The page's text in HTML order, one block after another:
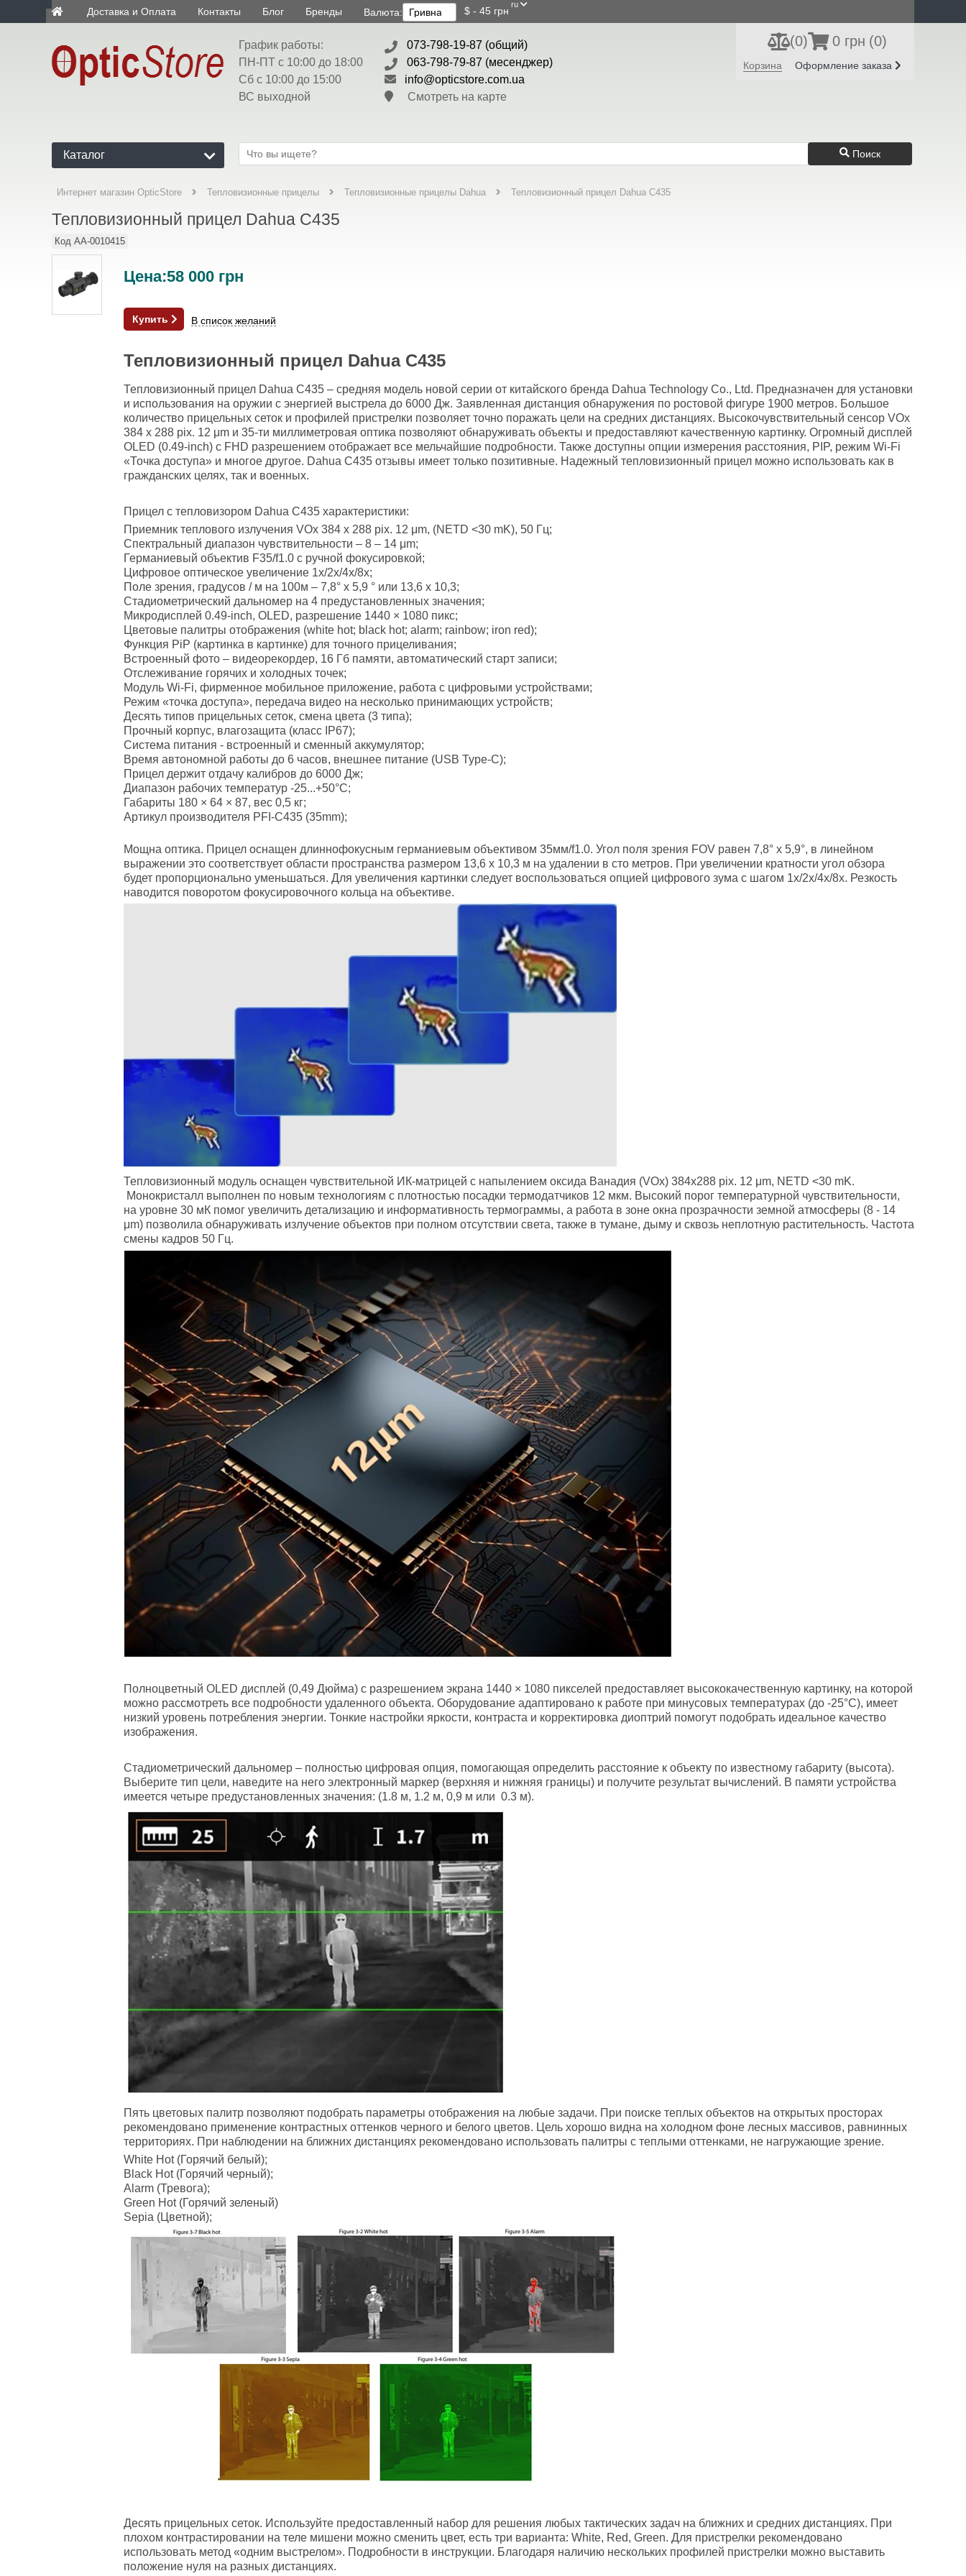
Доставка и Оплата Контакты Блог Бренды Валюта: $ - 45 грн
ru
Вход
Регистрация
График работы:
ПН-ПТ с 10:00 до 18:00
Сб с 10:00 до 15:00
ВС выходной
073-798-19-87 (общий)
063-798-79-87 (месенджер)
info@opticstore.com.ua
Смотреть на карте
(0) 0 грн (0)
Корзина Оформление заказа
Каталог Поиск
Интернет магазин OpticStore Тепловизионные прицелы Тепловизионные прицелы Dahua Тепловизионный прицел Dahua C435
Тепловизионный прицел Dahua C435
Код AA-0010415
Цена:58 000 грн
Купить В список желаний
Тепловизионный прицел Dahua C435
Тепловизионный прицел Dahua C435 – средняя модель новой серии от китайского бренда Dahua Technology Co., Ltd. Предназначен для установки
и использования на оружии с энергией выстрела до 6000 Дж. Заявленная дистанция обнаружения по ростовой фигуре 1900 метров. Большое
количество прицельных сеток и профилей пристрелки позволяет точно поражать цели на средних дистанциях. Высокочувствительный сенсор VOx
384 x 288 pix. 12 μm и 35-ти миллиметровая оптика позволяют обнаруживать объекты и предоставляют качественную картинку. Огромный дисплей
OLED (0.49-inch) с FHD разрешением отображает все мельчайшие подробности. Также доступны опции измерения расстояния, PIP, режим Wi-Fi
«Точка доступа» и многое другое. Dahua C435 отзывы имеет только позитивные. Надежный тепловизионный прицел можно использовать как в
гражданских целях, так и военных.
Прицел с тепловизором Dahua C435 характеристики:
Приемник теплового излучения VOx 384 x 288 pix. 12 μm, (NETD <30 mK), 50 Гц;
Спектральный диапазон чувствительности – 8 – 14 μm;
Германиевый объектив F35/f1.0 с ручной фокусировкой;
Цифровое оптическое увеличение 1x/2x/4x/8х;
Поле зрения, градусов / м на 100м – 7,8° х 5,9 ° или 13,6 х 10,3;
Стадиометрический дальномер на 4 предустановленных значения;
Микродисплей 0.49-inch, OLED, разрешение 1440 × 1080 пикс;
Цветовые палитры отображения (white hot; black hot; alarm; rainbow; iron red);
Функция PiP (картинка в картинке) для точного прицеливания;
Встроенный фото – видеорекордер, 16 Гб памяти, автоматический старт записи;
Отслеживание горячих и холодных точек;
Модуль Wi-Fi, фирменное мобильное приложение, работа с цифровыми устройствами;
Режим «точка доступа», передача видео на несколько принимающих устройств;
Десять типов прицельных сеток, смена цвета (3 типа);
Прочный корпус, влагозащита (класс IP67);
Система питания - встроенный и сменный аккумулятор;
Время автономной работы до 6 часов, внешнее питание (USB Type-C);
Прицел держит отдачу калибров до 6000 Дж;
Диапазон рабочих температур -25...+50°С;
Габариты 180 × 64 × 87, вес 0,5 кг;
Артикул производителя PFI-C435 (35mm);
Мощна оптика. Прицел оснащен длиннофокусным германиевым объективом 35мм/f1.0. Угол поля зрения FOV равен 7,8° х 5,9°, в линейном
выражении это соответствует области пространства размером 13,6 х 10,3 м на удалении в сто метров. При увеличении кратности угол обзора
будет пропорционально уменьшаться. Для увеличения картинки следует воспользоваться опцией цифрового зума с шагом 1x/2x/4x/8х. Резкость
наводится поворотом фокусировочного кольца на объективе.
Тепловизионный модуль оснащен чувствительной ИК-матрицей с напылением оксида Ванадия (VOx) 384x288 pix. 12 μm, NETD <30 mK.
Монокристалл выполнен по новым технологиям с плотностью посадки термодатчиков 12 мкм. Высокий порог температурной чувствительности,
на уровне 30 мК помог увеличить детализацию и информативность термограммы, а работа в зоне окна прозрачности земной атмосферы (8 - 14
μm) позволила обнаруживать излучение объектов при полном отсутствии света, также в тумане, дыму и сквозь неплотную растительность. Частота
смены кадров 50 Гц.
Полноцветный OLED дисплей (0,49 Дюйма) с разрешением экрана 1440 × 1080 пикселей предоставляет высококачественную картинку, на которой
можно рассмотреть все подробности удаленного объекта. Оборудование адаптировано к работе при минусовых температурах (до -25°С), имеет
низкий уровень потребления энергии. Тонкие настройки яркости, контраста и корректировка диоптрий помогут подобрать идеальное качество
изображения.
Стадиометрический дальномер – полностью цифровая опция, помогающая определить расстояние к объекту по известному габариту (высота).
Выберите тип цели, наведите на него электронный маркер (верхняя и нижняя границы) и получите результат вычислений. В памяти устройства
имеется четыре предустановленных значения: (1.8 м, 1.2 м, 0,9 м или 0.3 м).
Пять цветовых палитр позволяют подобрать параметры отображения на любые задачи. При поиске теплых объектов на открытых просторах
рекомендовано применение контрастных оттенков черного и белого цветов. Цель хорошо видна на холодном фоне лесных массивов, равнинных
территориях. При наблюдении на ближних дистанциях рекомендовано использовать палитры с теплыми оттенками, не нагружающие зрение.
White Hot (Горячий белый);
Black Hot (Горячий черный);
Alarm (Тревога);
Green Hot (Горячий зеленый)
Sepia (Цветной);
Десять прицельных сеток. Используйте предоставленный набор для решения любых тактических задач на ближних и средних дистанциях. При
плохом контрастировании на теле мишени можно сменить цвет, есть три варианта: White, Red, Green. Для пристрелки рекомендовано
использовать метод «одним выстрелом». Подробности в инструкции. Благодаря наличию нескольких профилей пристрелки можно выставить
положение нуля на разных дистанциях.